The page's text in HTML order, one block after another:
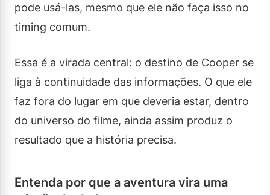
pode usá-las, mesmo que ele não faça isso no
timing comum.
Essa é a virada central: o destino de Cooper se
liga à continuidade das informações. O que ele
faz fora do lugar em que deveria estar, dentro
do universo do filme, ainda assim produz o
resultado que a história precisa.
Entenda por que a aventura vira uma